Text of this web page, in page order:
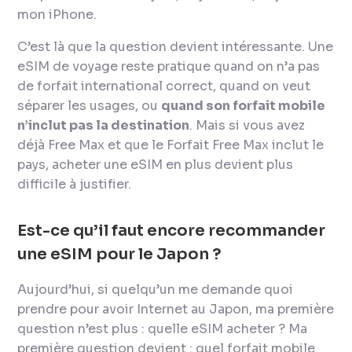
mon iPhone.
C’est là que la question devient intéressante. Une
eSIM de voyage reste pratique quand on n’a pas
de forfait international correct, quand on veut
séparer les usages, ou quand son forfait mobile
n’inclut pas la destination. Mais si vous avez
déjà Free Max et que le Forfait Free Max inclut le
pays, acheter une eSIM en plus devient plus
difficile à justifier.
Est-ce qu’il faut encore recommander
une eSIM pour le Japon ?
Aujourd’hui, si quelqu’un me demande quoi
prendre pour avoir Internet au Japon, ma première
question n’est plus : quelle eSIM acheter ? Ma
première question devient : quel forfait mobile